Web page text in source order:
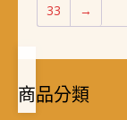
33
→
商品分類